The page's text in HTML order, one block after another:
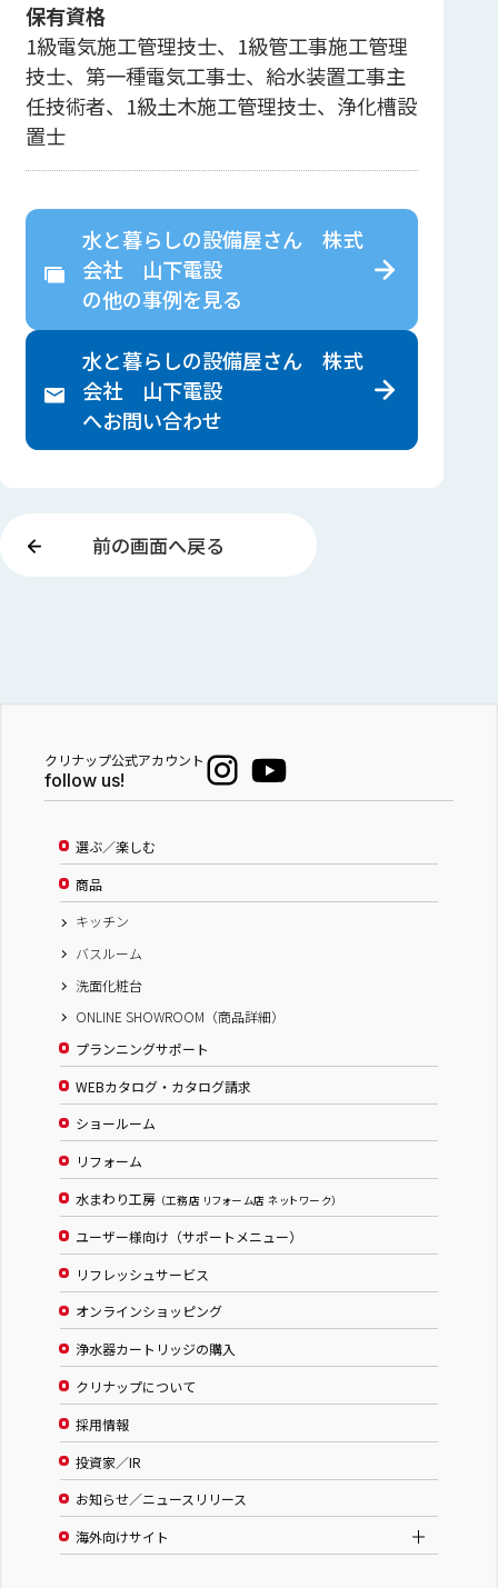
保有資格
1級電気施工管理技士、1級管工事施工管理
技士、第一種電気工事士、給水装置工事主
任技術者、1級土木施工管理技士、浄化槽設
置士
水と暮らしの設備屋さん 株式
会社 山下電設
の他の事例を見る
水と暮らしの設備屋さん 株式
会社 山下電設
へお問い合わせ
前の画面へ戻る
クリナップ公式アカウント
follow us!
選ぶ／楽しむ
商品
キッチン
バスルーム
洗面化粧台
ONLINE SHOWROOM（商品詳細）
プランニングサポート
WEBカタログ・カタログ請求
ショールーム
リフォーム
水まわり工房 （工務店 リフォーム店 ネットワーク）
ユーザー様向け（サポートメニュー）
リフレッシュサービス
オンラインショッピング
浄水器カートリッジの購入
クリナップについて
採用情報
投資家／IR
お知らせ／ニュースリリース
海外向けサイト